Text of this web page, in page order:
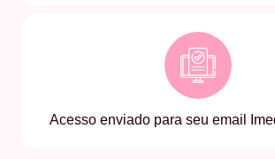
Acesso enviado para seu email